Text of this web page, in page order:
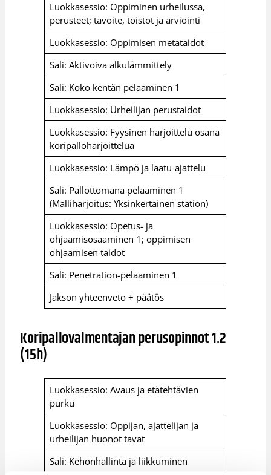
Luokkasessio: Oppiminen urheilussa,
perusteet; tavoite, toistot ja arviointi
Luokkasessio: Oppimisen metataidot
Sali: Aktivoiva alkulämmittely
Sali: Koko kentän pelaaminen 1
Luokkasessio: Urheilijan perustaidot
Luokkasessio: Fyysinen harjoittelu osana
koripalloharjoittelua
Luokkasessio: Lämpö ja laatu-ajattelu
Sali: Pallottomana pelaaminen 1
(Malliharjoitus: Yksinkertainen station)
Luokkasessio: Opetus- ja
ohjaamisosaaminen 1; oppimisen
ohjaamisen taidot
Sali: Penetration-pelaaminen 1
Jakson yhteenveto + päätös
Koripallovalmentajan perusopinnot 1.2
(15h)
Luokkasessio: Avaus ja etätehtävien
purku
Luokkasessio: Oppijan, ajattelijan ja
urheilijan huonot tavat
Sali: Kehonhallinta ja liikkuminen